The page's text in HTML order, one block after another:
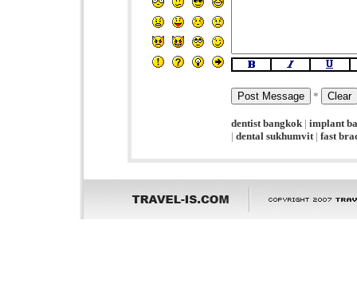
*
dentist bangkok| implant
| dental sukhumvit| fast